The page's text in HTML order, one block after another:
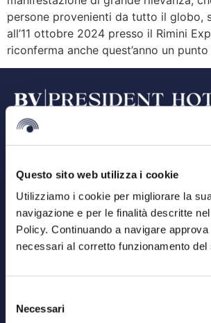
Questo sito web utilizza i cookie
Utilizziamo i cookie per migliorare la
navigazione e per le finalità descritte
Policy. Continuando a navigare
necessari al corretto funzionamento del
delNecessari
persone provenienti da tutto il globo,
all’11 ottobre 2024 presso il Rimini
riconferma anche quest’anno un
BV President Hotel Cosenza
VIa Alessandro Volta 47/49 87036 Rende
info@bvpresidenthotel.com
+39 0984 838 080